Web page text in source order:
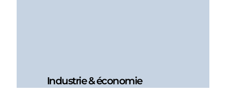
Industrie & économie